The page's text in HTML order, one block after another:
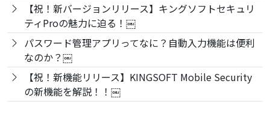
【祝！新バージョンリリース】キングソフトセキュリ
ティProの魅力に迫る！￼
パスワード管理アプリってなに？自動入力機能は便利
なのか？￼
【祝！新機能リリース】KINGSOFT Mobile Security
の新機能を解説！！￼